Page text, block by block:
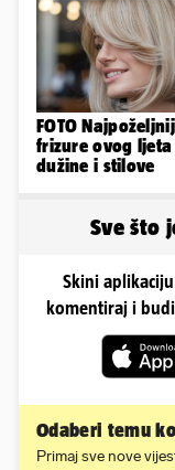
FOTO
frizure ovog ljeta
dužine i stilove
Sve što
Skini
komentiraj i
Odaberi temu
Primaj sve nove